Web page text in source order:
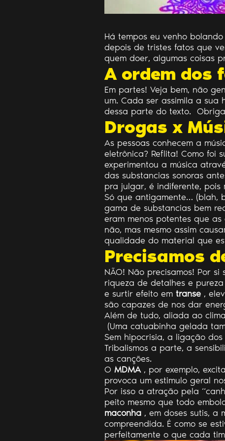
Há tempos eu venho
depois de tristes fatos que
quem doer, algumas coisas
A ordem dos
Em partes! Veja bem, não
um. Cada ser assimila a sua
dessa parte do texto.
Drogas x
As pessoas conhecem a
eletrônica? Reflita! Como foi
experimentou a música
das substancias sonoras
pra julgar, é indiferente,
Só que antigamente… (blah,
gama de substancias bem
eram menos potentes que
não, mas mesmo assim
qualidade do material que
Precisamos
NÃO! Não precisamos! Por si
riqueza de detalhes e
e surtir efeito em transe,
são capazes de nos dar
Além de tudo, aliada ao
(Uma catuabinha gelada
Sem hipocrisia, a ligação
Tribalismos a parte, a
as canções.
O MDMA, por exemplo,
provoca um estimulo geral
Por isso a atração pela
peito mesmo que todo
maconha, em doses sutis, a
compreendida. É como se
perfeitamente o que cada